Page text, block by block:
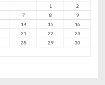
1
2
7 8
9
14 15
16
21 22
23
28 29
30